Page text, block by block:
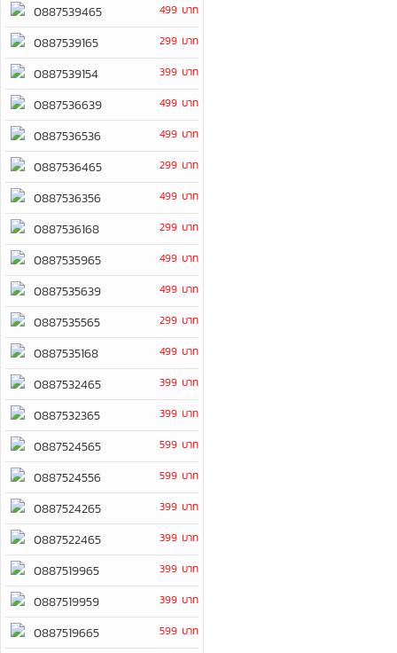
0887539465 499 บาท
0887539165 299 บาท
0887539154 399 บาท
0887536639 499 บาท
0887536536 499 บาท
0887536465 299 บาท
0887536356 499 บาท
0887536168 299 บาท
0887535965 499 บาท
0887535639 499 บาท
0887535565 299 บาท
0887535168 499 บาท
0887532465 399 บาท
0887532365 399 บาท
0887524565 599 บาท
0887524556 599 บาท
0887524265 399 บาท
0887522465 399 บาท
0887519965 399 บาท
0887519959 399 บาท
0887519665 599 บาท